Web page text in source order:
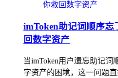
imToken助记词顺序
回数字资产
当imToken用户遗忘助记
字资产的困境，这一问题